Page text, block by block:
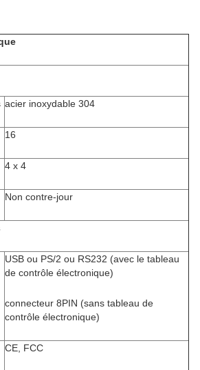
acier inoxydable 304
16
4 x 4
Non contre-jour
USB ou PS/2 ou RS232 (avec le tableau
de contrôle électronique)
connecteur 8PIN (sans tableau de
contrôle électronique)
CE, FCC